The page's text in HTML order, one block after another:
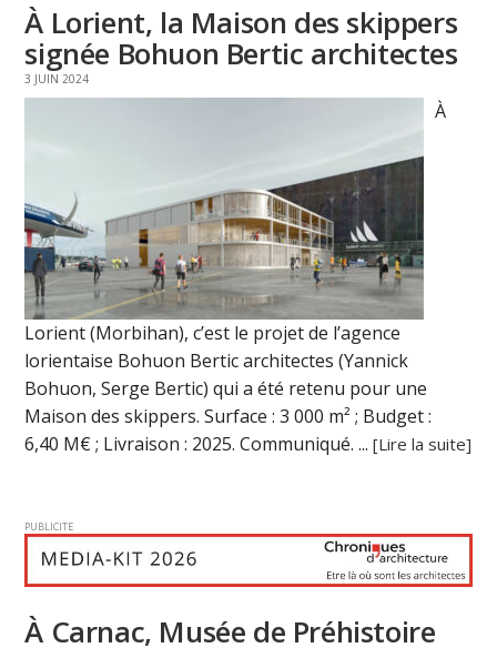
À Lorient, la Maison des skippers
signée Bohuon Bertic architectes
3 JUIN 2024
À
Lorient (Morbihan), c’est le projet de l’agence
lorientaise Bohuon Bertic architectes (Yannick
Bohuon, Serge Bertic) qui a été retenu pour une
Maison des skippers. Surface : 3 000 m² ; Budget :
6,40 M€ ; Livraison : 2025. Communiqué. ...[Lire la suite]
PUBLICITE
À Carnac, Musée de Préhistoire